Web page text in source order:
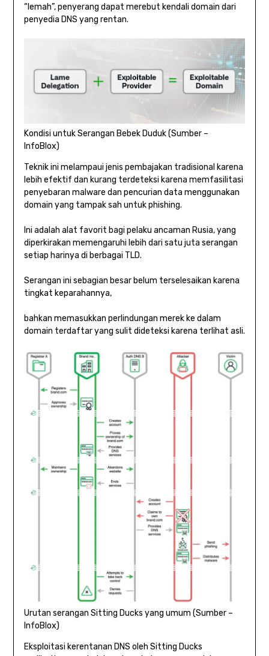
“lemah”, penyerang dapat merebut kendali domain dari
penyedia DNS yang rentan.
Kondisi untuk Serangan Bebek Duduk (Sumber –
InfoBlox)
Teknik ini melampaui jenis pembajakan tradisional karena
lebih efektif dan kurang terdeteksi karena memfasilitasi
penyebaran malware dan pencurian data menggunakan
domain yang tampak sah untuk phishing.
Ini adalah alat favorit bagi pelaku ancaman Rusia, yang
diperkirakan memengaruhi lebih dari satu juta serangan
setiap harinya di berbagai TLD.
Serangan ini sebagian besar belum terselesaikan karena
tingkat keparahannya,
bahkan memasukkan perlindungan merek ke dalam
domain terdaftar yang sulit dideteksi karena terlihat asli.
Urutan serangan Sitting Ducks yang umum (Sumber –
InfoBlox)
Eksploitasi kerentanan DNS oleh Sitting Ducks